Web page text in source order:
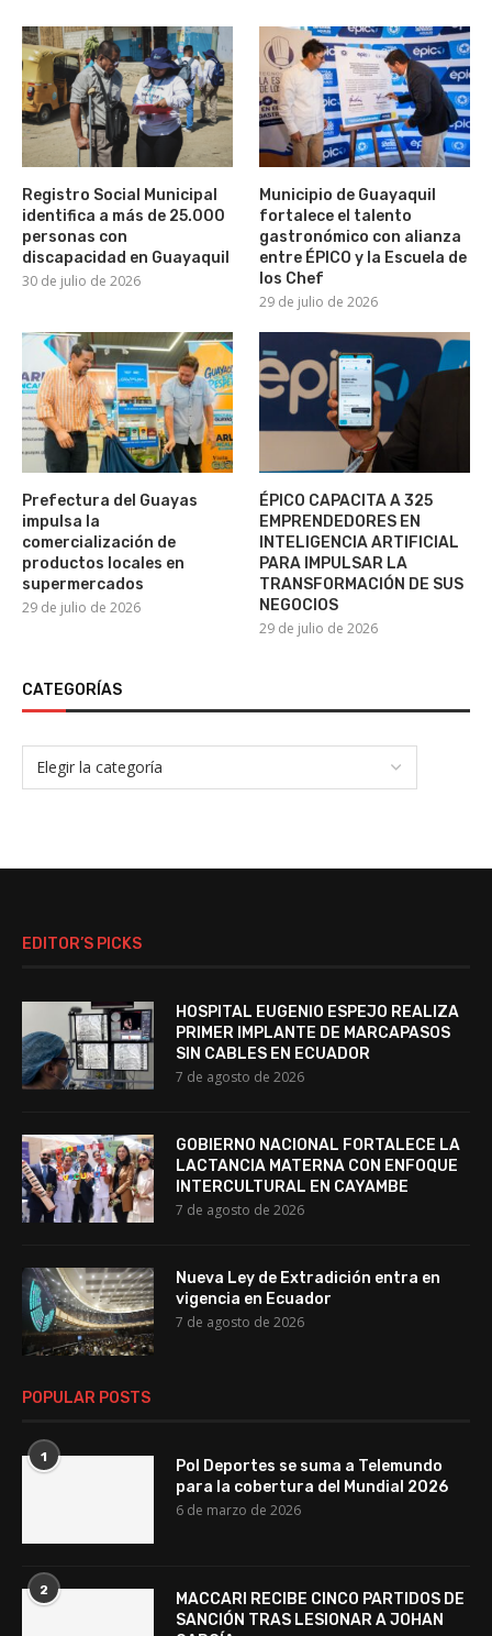
Registro Social Municipal
identifica a más de 25.000
personas con
discapacidad en Guayaquil
30 de julio de 2026
Municipio de Guayaquil
fortalece el talento
gastronómico con alianza
entre ÉPICO y la Escuela de
los Chef
29 de julio de 2026
Prefectura del Guayas
impulsa la
comercialización de
productos locales en
supermercados
29 de julio de 2026
ÉPICO CAPACITA A 325
EMPRENDEDORES EN
INTELIGENCIA ARTIFICIAL
PARA IMPULSAR LA
TRANSFORMACIÓN DE SUS
NEGOCIOS
29 de julio de 2026
CATEGORÍAS
EDITOR’S PICKS
HOSPITAL EUGENIO ESPEJO REALIZA
PRIMER IMPLANTE DE MARCAPASOS
SIN CABLES EN ECUADOR
7 de agosto de 2026
GOBIERNO NACIONAL FORTALECE LA
LACTANCIA MATERNA CON ENFOQUE
INTERCULTURAL EN CAYAMBE
7 de agosto de 2026
Nueva Ley de Extradición entra en
vigencia en Ecuador
7 de agosto de 2026
POPULAR POSTS
1
Pol Deportes se suma a Telemundo
para la cobertura del Mundial 2026
6 de marzo de 2026
2
MACCARI RECIBE CINCO PARTIDOS DE
SANCIÓN TRAS LESIONAR A JOHAN